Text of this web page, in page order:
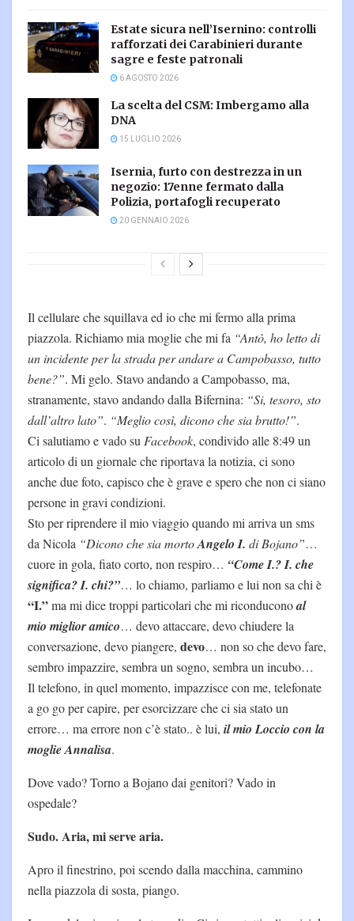
Estate sicura nell’Isernino: controlli
rafforzati dei Carabinieri durante
sagre e feste patronali
6 AGOSTO 2026
La scelta del CSM: Imbergamo alla
DNA
15 LUGLIO 2026
Isernia, furto con destrezza in un
negozio: 17enne fermato dalla
Polizia, portafogli recuperato
20 GENNAIO 2026
Il cellulare che squillava ed io che mi fermo alla prima
piazzola. Richiamo mia moglie che mi fa “Antò, ho letto di
un incidente per la strada per andare a Campobasso, tutto
bene?”. Mi gelo. Stavo andando a Campobasso, ma,
stranamente, stavo andando dalla Bifernina: “Si, tesoro, sto
dall’altro lato”. “Meglio così, dicono che sia brutto!”.
Ci salutiamo e vado suFacebook, condivido alle 8:49 un
articolo di un giornale che riportava la notizia, ci sono
anche due foto, capisco che è grave e spero che non ci siano
persone in gravi condizioni.
Sto per riprendere il mio viaggio quando mi arriva un sms
da Nicola “Dicono che sia mortoAngelo I. di Bojano”…
cuore in gola, fiato corto, non respiro… “Come I.? I. che
significa? I. chi?”… lo chiamo, parliamo e lui non sa chi è
“I.”ma mi dice troppi particolari che mi riconduconoal
mio miglior amico… devo attaccare, devo chiudere la
conversazione, devo piangere, devo… non so che devo fare,
sembro impazzire, sembra un sogno, sembra un incubo…
Il telefono, in quel momento, impazzisce con me, telefonate
a go go per capire, per esorcizzare che ci sia stato un
errore… ma errore non c’è stato.. è lui, il mio Loccio con la
moglie Annalisa.
Dove vado? Torno a Bojano dai genitori? Vado in
ospedale?
Sudo. Aria, mi serve aria.
Apro il finestrino, poi scendo dalla macchina, cammino
nella piazzola di sosta, piango.